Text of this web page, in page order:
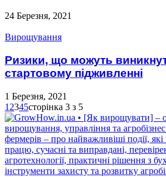
24 Березня, 2021
Вирощування
Ризики, що можуть
стартовому підживленні
1 Березня, 2021
1 2345сторінка 3 з 5